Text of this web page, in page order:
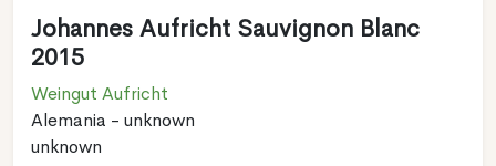
Johannes Aufricht Sauvignon Blanc
2015
Weingut Aufricht
Alemania - unknown
unknown